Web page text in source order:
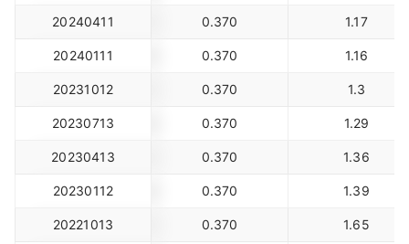
20240411 0.370 1.17
20240111 0.370 1.16
20231012 0.370 1.3
20230713 0.370 1.29
20230413 0.370 1.36
20230112 0.370 1.39
20221013 0.370 1.65